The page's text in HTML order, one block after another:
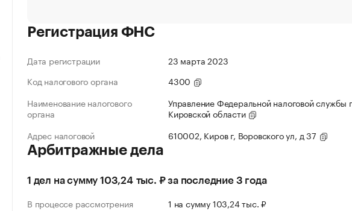
Регистрация ФНС
Дата регистрации
23 марта 2023
Код налогового органа
4300
Наименование налогового
органа
Управление Федеральной налоговой службы
Кировской области
Адрес налоговой
610002, Киров г, Воровского ул, д 37
Арбитражные дела
1 дел на сумму 103,24 тыс. ₽ за последние 3 года
В процессе рассмотрения
1 на сумму 103,24 тыс. ₽